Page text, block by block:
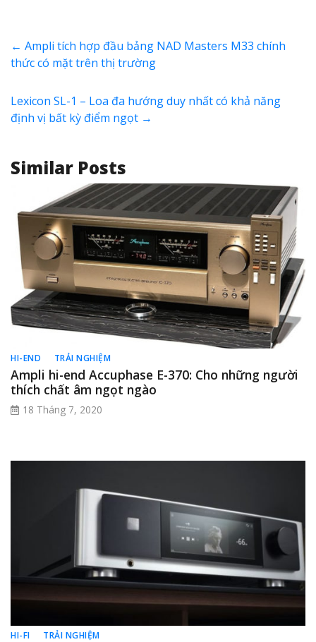
← Ampli tích hợp đầu bảng NAD Masters M33 chính
thức có mặt trên thị trường
Lexicon SL-1 – Loa đa hướng duy nhất có khả năng
định vị bất kỳ điểm ngọt →
Similar Posts
HI-END TRẢI NGHIỆM
Ampli hi-end Accuphase E-370: Cho những người
thích chất âm ngọt ngào
18 Tháng 7, 2020
HI-FI TRẢI NGHIỆM